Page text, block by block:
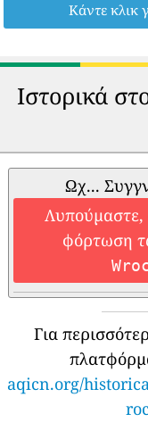
Κάντε κλικ
Ιστορικά
Ωχ...
Λυπούμαστε,
φόρτωση
Για
aqicn.org/